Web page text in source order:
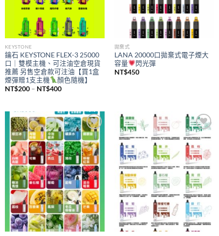
KEYSTONE
鑰石 KEYSTONE FLEX-3 25000
口｜雙模主機、可注油空倉現貨
推薦 另售空倉款可注油【買1盒
煙彈贈1支主機
顏色隨機】
NT$200 – NT$400價
NT$200
到
NT$400
拋棄式
LANA 20000口拋棄式電子煙大
容量
閃光彈
NT$450
Add to
wishlist
Add to